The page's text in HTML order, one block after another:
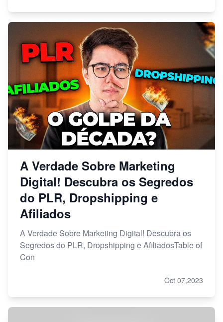
A Verdade Sobre Marketing
Digital! Descubra os Segredos
do PLR, Dropshipping e
Afiliados
A Verdade Sobre Marketing Digital! Descubra os
Segredos do PLR, Dropshipping e AfiliadosTable of
Con
Oct 07,2023